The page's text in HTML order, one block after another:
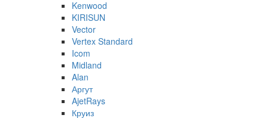
Kenwood
KIRISUN
Vector
Vertex Standard
Icom
Midland
Alan
Аргут
AjetRays
Круиз